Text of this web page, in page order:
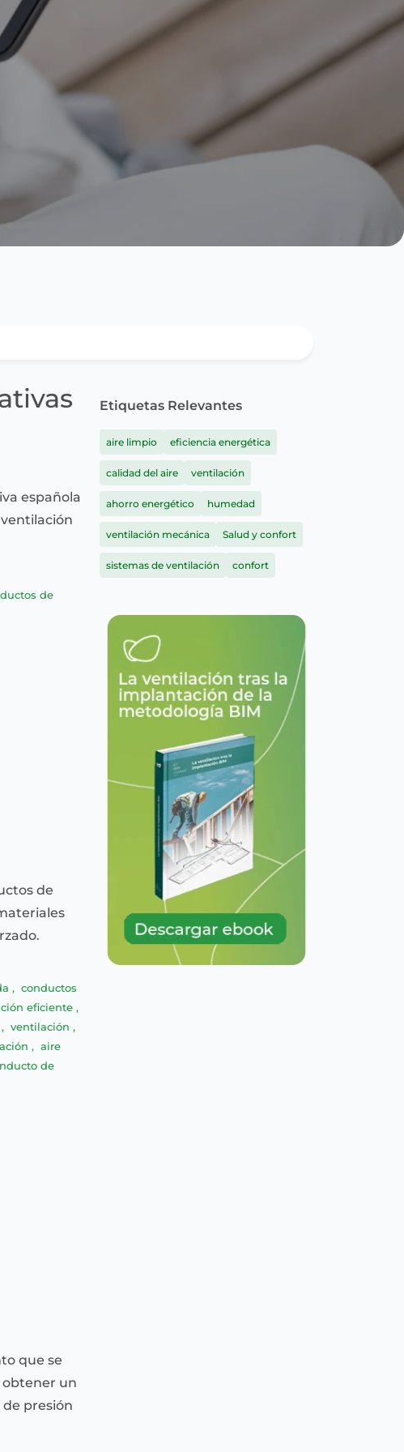
española
de
de
, conductos
eficiente ,
, ventilación ,
, aire
de
que se
obtener un
presión
Etiquetas Relevantes
aire limpio eficiencia energética
calidad del aire ventilación
ahorro energético humedad
ventilación mecánica Salud y confort
sistemas de ventilación confort